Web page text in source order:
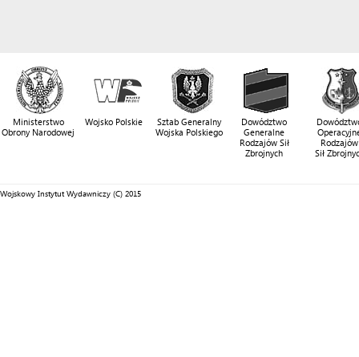
Ministerstwo
Obrony Narodowej
Wojsko Polskie
Sztab Generalny
Wojska Polskiego
Dowództwo
Generalne
Rodzajów Sił
Zbrojnych
Rodzajów
Sił
Wojskowy Instytut Wydawniczy (C) 2015